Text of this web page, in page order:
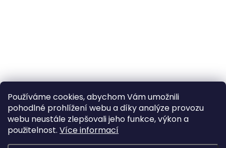
Používáme cookies, abychom Vám umožnili
pohodlné prohlížení webu a díky analýze provozu
webu neustále zlepšovali jeho funkce, výkon a
použitelnost. Více informací